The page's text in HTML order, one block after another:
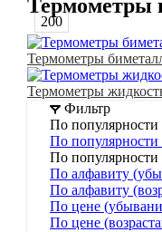
Термометры
200
Термометры
Термометры
Фильтр
По популярности
По
По популярности
По алфавиту
По алфавиту
По цене
По цене